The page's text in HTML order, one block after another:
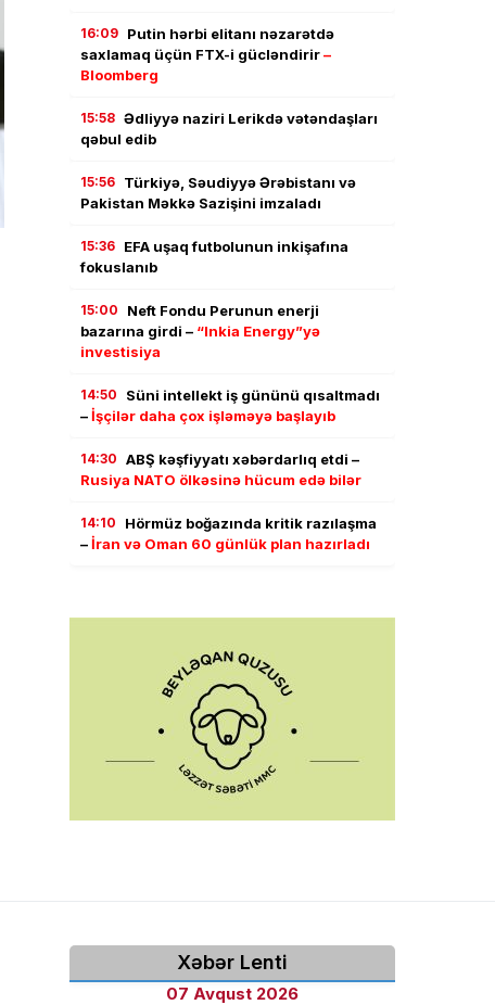
16:09 Putin hərbi elitanı nəzarətdə
saxlamaq üçün FTX-i gücləndirir–
Bloomberg
15:58 Ədliyyə naziri Lerikdə vətəndaşları
qəbul edib
15:56 Türkiyə, Səudiyyə Ərəbistanı və
Pakistan Məkkə Sazişini imzaladı
15:36 EFA uşaq futbolunun inkişafına
fokuslanıb
15:00
Neft Fondu Perunun enerji
bazarına girdi – “Inkia Energy”yə
investisiya
14:50
Süni intellekt iş gününü qısaltmadı
–İşçilər daha çox işləməyə başlayıb
14:30 ABŞ kəşfiyyatı xəbərdarlıq etdi –
Rusiya NATO ölkəsinə hücum edə bilər
14:10
Hörmüz boğazında kritik razılaşma
–İran və Oman 60 günlük plan hazırladı
Xəbər Lenti
07 Avqust 2026